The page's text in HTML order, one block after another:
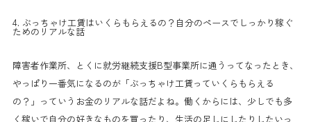
4. ぶっちゃけ工賃はいくらもらえるの？自分のペースでしっかり稼ぐ
ためのリアルな話
障害者作業所、とくに就労継続支援B型事業所に通うってなったとき、
やっぱり一番気になるのが「ぶっちゃけ工賃っていくらもらえる
の？」っていうお金のリアルな話だよね。働くからには、少しでも多
く稼いで自分の好きなものを買ったり、生活の足しにしたりしたいっ